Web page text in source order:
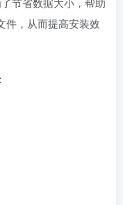
件，从而提高安装效